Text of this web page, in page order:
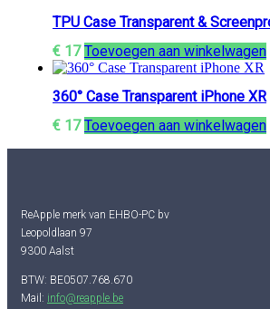
TPU Case Transparent &
€ 17 Toevoegen aan winkelwagen
360° Case Transparent iPhone XR
€ 17 Toevoegen aan winkelwagen
ReApple merk van EHBO-PC bv
Leopoldlaan 97
9300 Aalst
BTW: BE0507.768.670
Mail: info@reapple.be